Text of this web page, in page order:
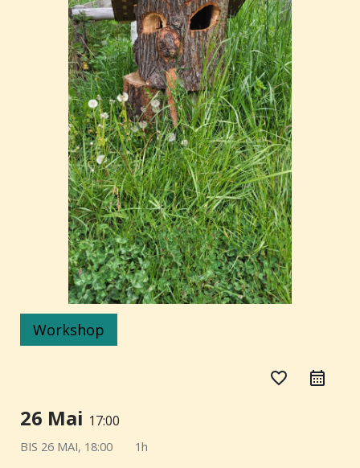
Workshop
favorite_border
26 Mai 17:00
BIS 26 MAI, 18:00 1h